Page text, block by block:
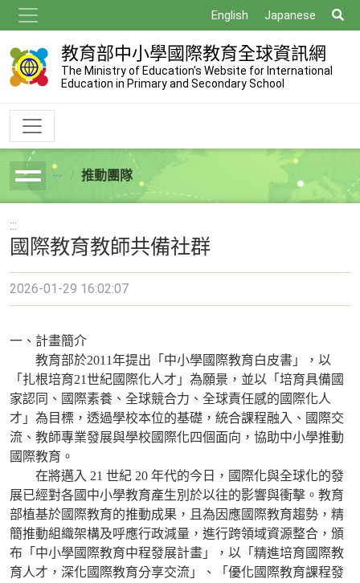
到
主
要
內
English Japanese
尋
教育部中小學國際教育全球資訊網
The Ministry of Education's Website for International
Education in Primary and Secondary School
breadcrumb推動團隊
:::
國際教育教師共備社群
2026-01-29 16:02:07
一、計畫簡介
教育部於2011年提出「中小學國際教育白皮書」，以
「扎根培育21世紀國際化人才」為願景，並以「培育具備國
家認同、國際素養、全球競合力、全球責任感的國際化人
才」為目標，透過學校本位的基礎，統合課程融入、國際交
流、教師專業發展與學校國際化四個面向，協助中小學推動
國際教育。
在將邁入 21 世紀 20 年代的今日，國際化與全球化的發
展已經對各國中小學教育產生別於以往的影響與衝擊。教育
部植基於國際教育的推動成果，且為因應國際教育趨勢，精
簡推動組織架構及呼應行政減量，進行跨領域資源整合，頒
布「中小學國際教育中程發展計畫」，以「精進培育國際教
育人才，深化國際教育分享交流」、「優化國際教育課程發